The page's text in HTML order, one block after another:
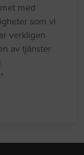
med
som vi
verkligen
av tjänster